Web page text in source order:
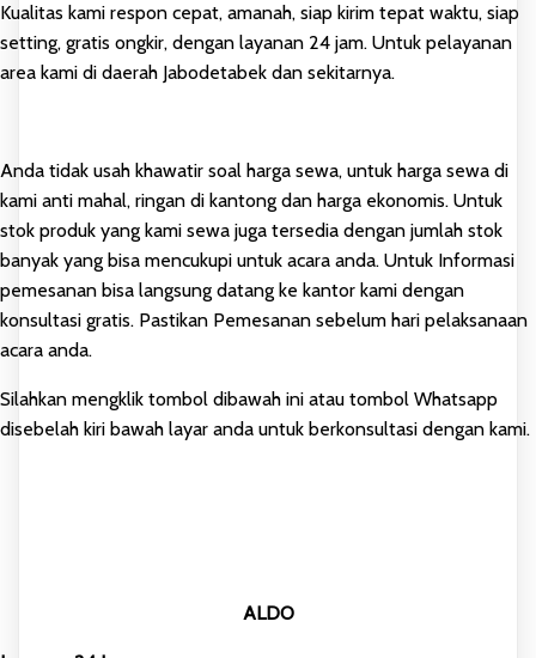
Kualitas kami respon cepat, amanah, siap kirim tepat waktu, siap
setting, gratis ongkir, dengan layanan 24 jam. Untuk pelayanan
area kami di daerah Jabodetabek dan sekitarnya.
Anda tidak usah khawatir soal harga sewa, untuk harga sewa di
kami anti mahal, ringan di kantong dan harga ekonomis. Untuk
stok produk yang kami sewa juga tersedia dengan jumlah stok
banyak yang bisa mencukupi untuk acara anda. Untuk Informasi
pemesanan bisa langsung datang ke kantor kami dengan
konsultasi gratis. Pastikan Pemesanan sebelum hari pelaksanaan
acara anda.
Silahkan mengklik tombol dibawah ini atau tombol Whatsapp
disebelah kiri bawah layar anda untuk berkonsultasi dengan kami.
ALDO